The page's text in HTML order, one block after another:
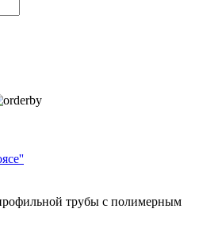
трубы с полимерным